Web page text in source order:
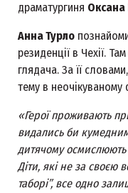
драматургиня Оксана
Анна Турло
резиденції в Чехії.
глядача. За її
тему в неочікуваному
«Герої проживають
видались би
дитячому осмислюють
Діти, які не за своєю
таборі”, все одно